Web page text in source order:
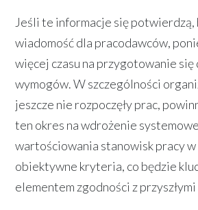
Jeśli te informacje się
wiadomość dla pracodawców,
więcej czasu na przygotowanie się
wymogów. W szczególności
jeszcze nie rozpoczęły prac,
ten okres na wdrożenie
wartościowania stanowisk pracy w
obiektywne kryteria, co będzie
elementem zgodności z